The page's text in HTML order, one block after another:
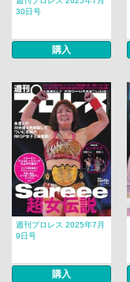
30日号
購入
週刊プロレス 2025年7月
9日号
購入